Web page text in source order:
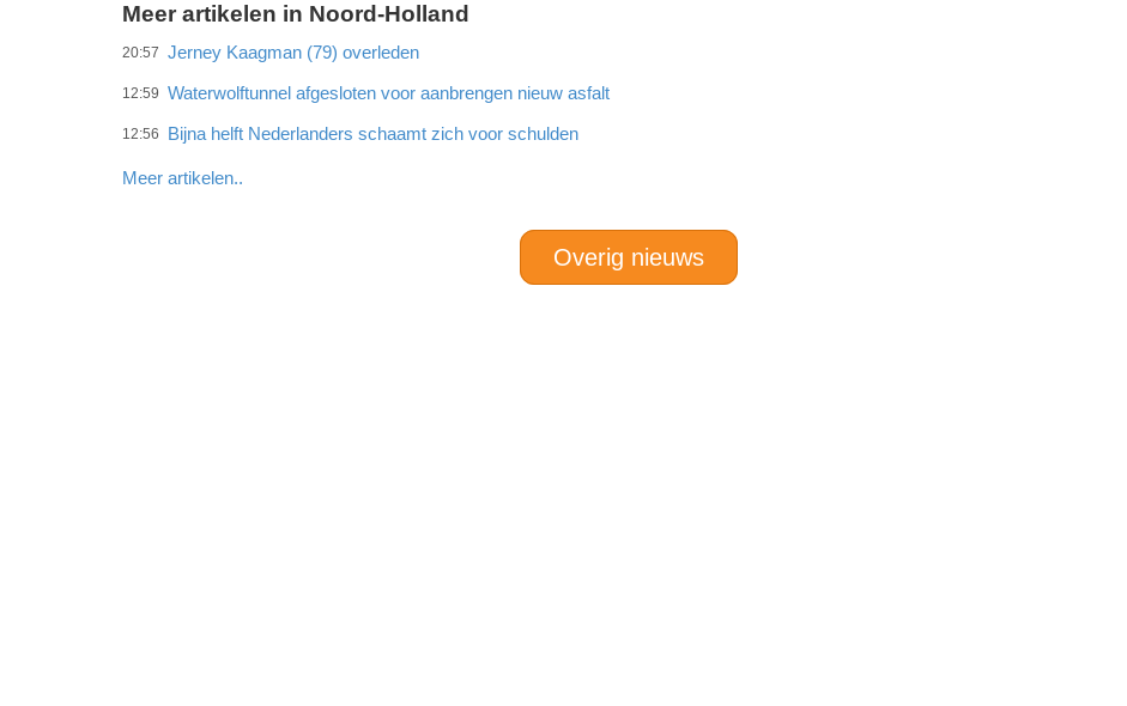
Meer artikelen in Noord-Holland
20:57 Jerney Kaagman (79) overleden
12:59 Waterwolftunnel afgesloten voor aanbrengen nieuw asfalt
12:56 Bijna helft Nederlanders schaamt zich voor schulden
Meer artikelen..
Overig nieuws